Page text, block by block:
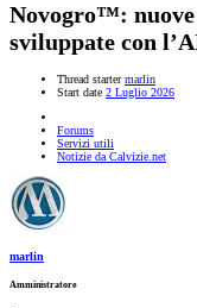
Novogro™:
sviluppate con
Thread starter marlin
Start date 2 Luglio 2026
Forums
Servizi utili
Notizie da Calvizie.net
marlin
Amministratore